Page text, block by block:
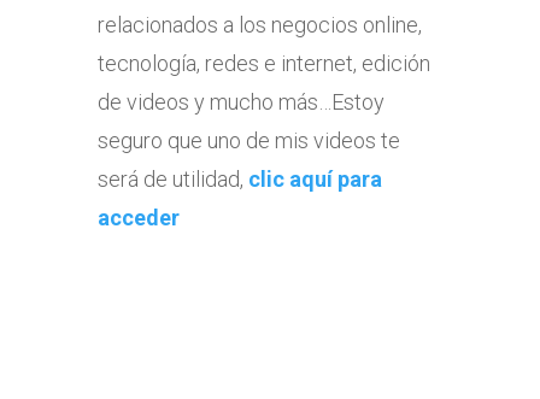
relacionados a los negocios online,
tecnología, redes e internet, edición
de videos y mucho más…Estoy
seguro que uno de mis videos te
será de utilidad, clic aquí para
acceder